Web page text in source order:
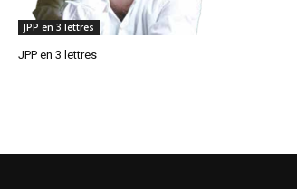
JPP en 3 lettres
JPP en 3 lettres